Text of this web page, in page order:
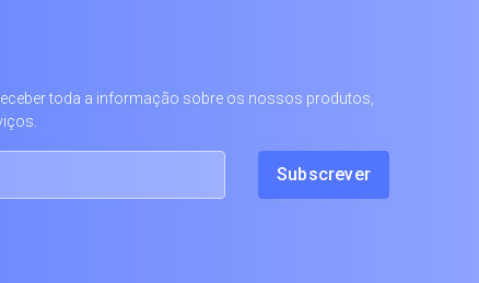
toda a informação sobre os nossos produtos,